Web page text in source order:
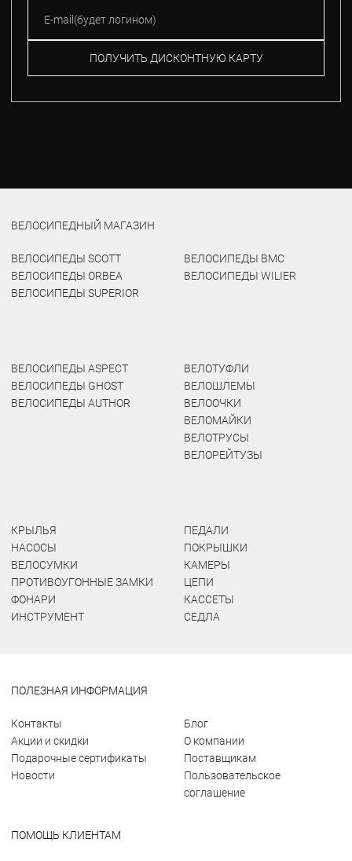
ПОЛУЧИТЬ ДИСКОНТНУЮ КАРТУ
ВЕЛОСИПЕДНЫЙ МАГАЗИН
ВЕЛОСИПЕДЫ SCOTT
ВЕЛОСИПЕДЫ ORBEA
ВЕЛОСИПЕДЫ SUPERIOR
ВЕЛОСИПЕДЫ BMC
ВЕЛОСИПЕДЫ WILIER
ВЕЛОСИПЕДЫ ASPECT
ВЕЛОСИПЕДЫ GHOST
ВЕЛОСИПЕДЫ AUTHOR
ВЕЛОТУФЛИ
ВЕЛОШЛЕМЫ
ВЕЛООЧКИ
ВЕЛОМАЙКИ
ВЕЛОТРУСЫ
ВЕЛОРЕЙТУЗЫ
КРЫЛЬЯ
НАСОСЫ
ВЕЛОСУМКИ
ПРОТИВОУГОННЫЕ ЗАМКИ
ФОНАРИ
ИНСТРУМЕНТ
ПЕДАЛИ
ПОКРЫШКИ
КАМЕРЫ
ЦЕПИ
КАССЕТЫ
СЕДЛА
ПОЛЕЗНАЯ ИНФОРМАЦИЯ
Контакты
Акции и скидки
Подарочные сертификаты
Новости
Блог
О компании
Поставщикам
Пользовательское
соглашение
ПОМОЩЬ КЛИЕНТАМ